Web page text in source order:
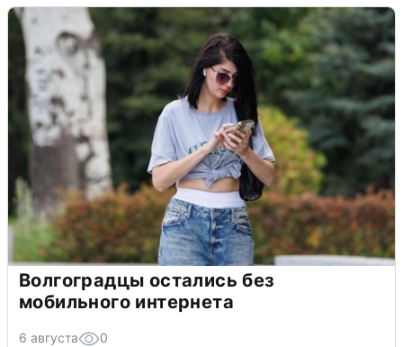
Волгоградцы остались без
мобильного интернета
6 августа 0